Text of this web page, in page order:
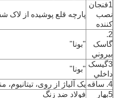
1فنجان
نصب
کننده
پارچه قلع پوشیده از لاک
2.
گاسک
بيروني
"بونا"
3گيسک
داخلي
"بونا"
4. ساقه
یک آلیاژ از روی، تیتانیوم،
5بهار
فولاد ضد زنگ